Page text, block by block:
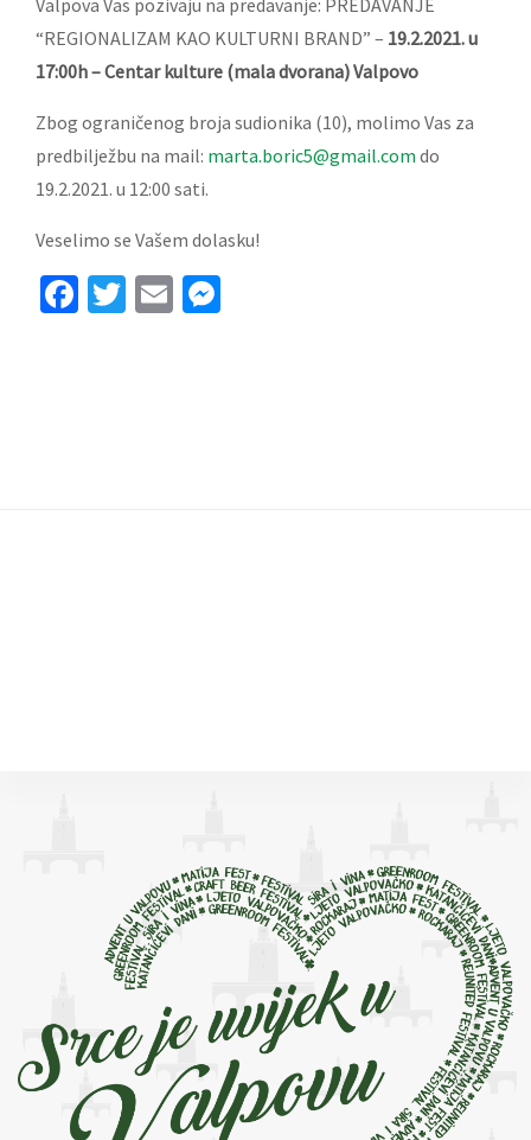
Valpova Vas pozivaju na predavanje: PREDAVANJE
“REGIONALIZAM KAO KULTURNI BRAND” – 19.2.2021. u
17:00h – Centar kulture (mala dvorana) Valpovo
Zbog ograničenog broja sudionika (10), molimo Vas za
predbilježbu na mail: marta.boric5@gmail.com do
19.2.2021. u 12:00 sati.
Veselimo se Vašem dolasku!
Facebook
Twitter
Email